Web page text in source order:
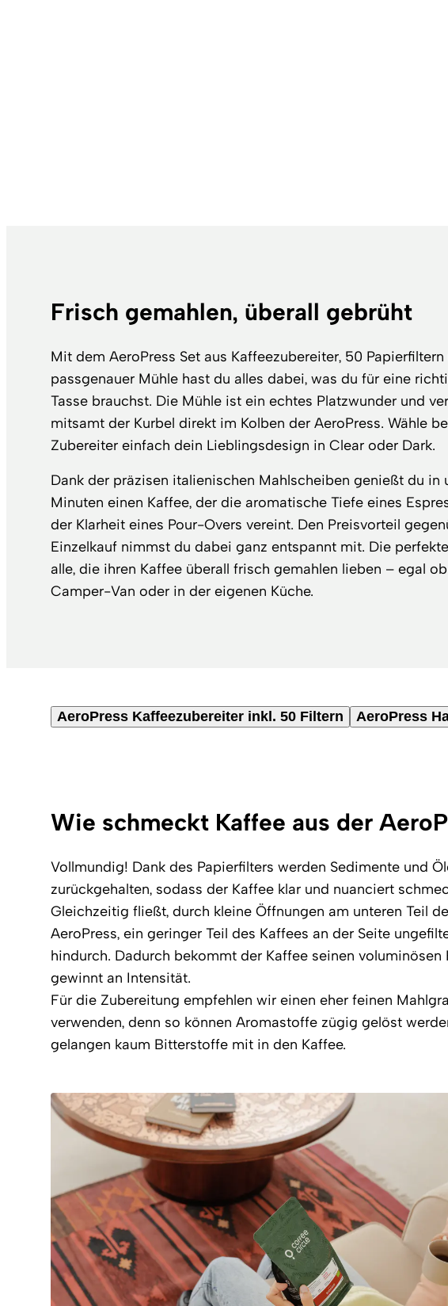
Frisch gemahlen, überall gebrüht
Mit dem AeroPress Set aus Kaffeezubereiter, 50 Papierfiltern
passgenauer Mühle hast du alles dabei, was du für eine
Tasse brauchst. Die Mühle ist ein echtes Platzwunder und
mitsamt der Kurbel direkt im Kolben der AeroPress. Wähle
Zubereiter einfach dein Lieblingsdesign in Clear oder Dark.
Dank der präzisen italienischen Mahlscheiben genießt du in
Minuten einen Kaffee, der die aromatische Tiefe eines
der Klarheit eines Pour-Overs vereint. Den Preisvorteil
Einzelkauf nimmst du dabei ganz entspannt mit. Die
alle, die ihren Kaffee überall frisch gemahlen lieben – egal
Camper-Van oder in der eigenen Küche.
AeroPress Kaffeezubereiter inkl. 50 Filtern AeroPress
Wie schmeckt Kaffee aus der
Vollmundig! Dank des Papierfilters werden Sedimente und
zurückgehalten, sodass der Kaffee klar und nuanciert
Gleichzeitig fließt, durch kleine Öffnungen am unteren Teil
AeroPress, ein geringer Teil des Kaffees an der Seite
hindurch. Dadurch bekommt der Kaffee seinen voluminösen
gewinnt an Intensität.
Für die Zubereitung empfehlen wir einen eher feinen
verwenden, denn so können Aromastoffe zügig gelöst
gelangen kaum Bitterstoffe mit in den Kaffee.